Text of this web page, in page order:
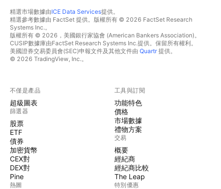
精選市場數據由ICE Data Services提供。
精選參考數據由 FactSet 提供。版權所有 © 2026 FactSet Research
Systems Inc.。
版權所有 © 2026，美國銀行家協會 (American Bankers Association)。
CUSIP數據庫由FactSet Research Systems Inc.提供。保留所有權利。
美國證券交易委員會(SEC)申報文件及其他文件由 Quartr提供。
© 2026 TradingView, Inc.。
不僅是產品
超級圖表
篩選器
股票
ETF
債券
加密貨幣
CEX對
DEX對
Pine
熱圖
工具與訂閱
功能特色
價格
市場數據
禮物方案
交易
概要
經紀商
經紀商比較
The Leap
特別優惠